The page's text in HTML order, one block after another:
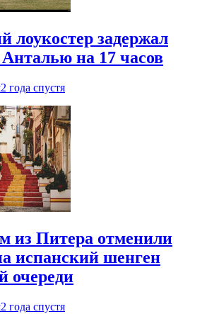
лоукостер задержал
на 17 часов
2 года спустя
из Питера отменили
испанский шенген
очереди
2 года спустя